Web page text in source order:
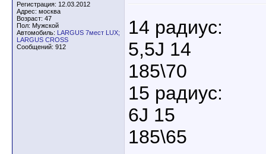
Регистрация: 12.03.2012
Адрес: москва
Возраст: 47
Пол: Мужской
Автомобиль: LARGUS 7мест LUX;
LARGUS CROSS
Сообщений: 912
14 радиус:
5,5J 14
185\70
15 радиус:
6J 15
185\65